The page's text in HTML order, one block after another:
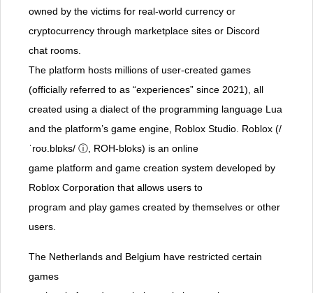
owned by the victims for real-world currency or
cryptocurrency through marketplace sites or Discord
chat rooms.
The platform hosts millions of user-created games
(officially referred to as “experiences” since 2021), all
created using a dialect of the programming language Lua
and the platform’s game engine, Roblox Studio. Roblox (/
ˈroʊ.blɒks/ ⓘ, ROH-bloks) is an online
game platform and game creation system developed by
Roblox Corporation that allows users to
program and play games created by themselves or other
users.
The Netherlands and Belgium have restricted certain
games